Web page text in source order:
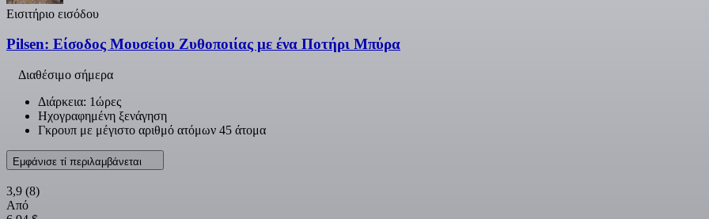
Εισιτήριο εισόδου
Pilsen: Είσοδος Μουσείου Ζυθοποιίας με ένα Ποτήρι Μπύρα
Διαθέσιμο σήμερα
Διάρκεια: 1ώρες
Ηχογραφημένη ξενάγηση
Γκρουπ με μέγιστο αριθμό ατόμων 45 άτομα
Εμφάνισε τί περιλαμβάνεται
3,9 (8)
Από